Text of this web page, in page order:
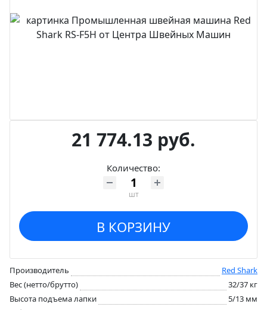
21 774.13 руб.
Количество:
шт
В КОРЗИНУ
Производитель
Red Shark
Вес (нетто/брутто)
32/37 кг
Высота подъема лапки
5/13 мм